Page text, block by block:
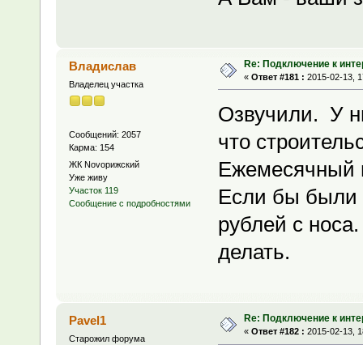
Владислав
Владелец участка
Сообщений: 2057
Карма: 154
ЖК Novoрижский
Уже живу
Участок 119
Сообщение с подробностями
Re: Подключение к
« Ответ #181 : 2015-02-13,
Озвучили. У
что
Ежемесячный
Если бы были
рублей с
делать.
Pavel1
Старожил форума
Re: Подключение к
« Ответ #182 : 2015-02-13,